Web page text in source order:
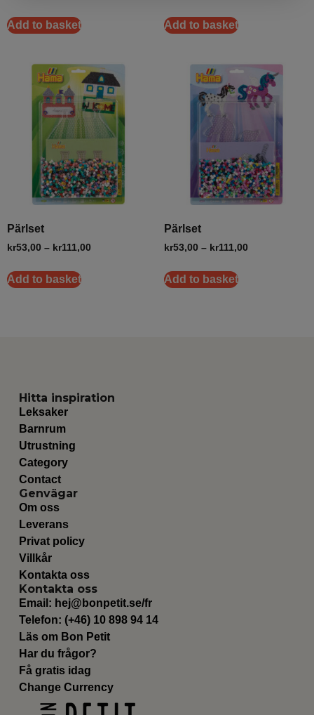
Add to basket Add to basket
Pärlset
kr53,00 – kr111,00
Add to basket
Pärlset
kr53,00 – kr111,00
Add to basket
Hitta inspiration
Leksaker
Barnrum
Utrustning
Category
Contact
Genvägar
Om oss
Leverans
Privat policy
Villkår
Kontakta oss
Kontakta oss
Email: hej@bonpetit.se/fr
Telefon: (+46) 10 898 94 14
Läs om Bon Petit
Har du frågor?
Få gratis idag
Change Currency